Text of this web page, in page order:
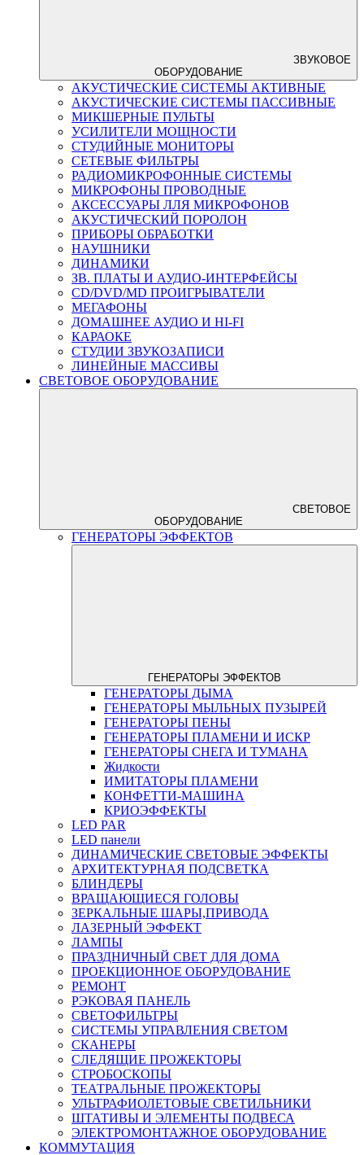
ЗВУКОВОЕ
ОБОРУДОВАНИЕ
АКУСТИЧЕСКИЕ СИСТЕМЫ АКТИВНЫЕ
АКУСТИЧЕСКИЕ СИСТЕМЫ ПАССИВНЫЕ
МИКШЕРНЫЕ ПУЛЬТЫ
УСИЛИТЕЛИ МОЩНОСТИ
СТУДИЙНЫЕ МОНИТОРЫ
СЕТЕВЫЕ ФИЛЬТРЫ
РАДИОМИКРОФОННЫЕ СИСТЕМЫ
МИКРОФОНЫ ПРОВОДНЫЕ
АКСЕССУАРЫ ЛЛЯ МИКРОФОНОВ
АКУСТИЧЕСКИЙ ПОРОЛОН
ПРИБОРЫ ОБРАБОТКИ
НАУШНИКИ
ДИНАМИКИ
ЗВ. ПЛАТЫ И АУДИО-ИНТЕРФЕЙСЫ
CD/DVD/MD ПРОИГРЫВАТЕЛИ
МЕГАФОНЫ
ДОМАШНЕЕ АУДИО И HI-FI
КАРАОКЕ
СТУДИИ ЗВУКОЗАПИСИ
ЛИНЕЙНЫЕ МАССИВЫ
СВЕТОВОЕ ОБОРУДОВАНИЕ
СВЕТОВОЕ
ОБОРУДОВАНИЕ
ГЕНЕРАТОРЫ ЭФФЕКТОВ
ГЕНЕРАТОРЫ ЭФФЕКТОВ
ГЕНЕРАТОРЫ ДЫМА
ГЕНЕРАТОРЫ МЫЛЬНЫХ ПУЗЫРЕЙ
ГЕНЕРАТОРЫ ПЕНЫ
ГЕНЕРАТОРЫ ПЛАМЕНИ И ИСКР
ГЕНЕРАТОРЫ СНЕГА И ТУМАНА
Жидкости
ИМИТАТОРЫ ПЛАМЕНИ
КОНФЕТТИ-МАШИНА
КРИОЭФФЕКТЫ
LED PAR
LED панели
ДИНАМИЧЕСКИЕ СВЕТОВЫЕ ЭФФЕКТЫ
АРХИТЕКТУРНАЯ ПОДСВЕТКА
БЛИНДЕРЫ
ВРАЩАЮЩИЕСЯ ГОЛОВЫ
ЗЕРКАЛЬНЫЕ ШАРЫ,ПРИВОДА
ЛАЗЕРНЫЙ ЭФФЕКТ
ЛАМПЫ
ПРАЗДНИЧНЫЙ СВЕТ ДЛЯ ДОМА
ПРОЕКЦИОННОЕ ОБОРУДОВАНИЕ
РЕМОНТ
РЭКОВАЯ ПАНЕЛЬ
СВЕТОФИЛЬТРЫ
СИСТЕМЫ УПРАВЛЕНИЯ СВЕТОМ
СКАНЕРЫ
СЛЕДЯЩИЕ ПРОЖЕКТОРЫ
СТРОБОСКОПЫ
ТЕАТРАЛЬНЫЕ ПРОЖЕКТОРЫ
УЛЬТРАФИОЛЕТОВЫЕ СВЕТИЛЬНИКИ
ШТАТИВЫ И ЭЛЕМЕНТЫ ПОДВЕСА
ЭЛЕКТРОМОНТАЖНОЕ ОБОРУДОВАНИЕ
КОММУТАЦИЯ